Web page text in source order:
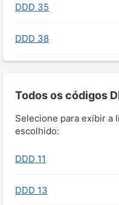
DDD 35
DDD 38
Todos os códigos
Selecione para exibir a
escolhido:
DDD 11
DDD 13